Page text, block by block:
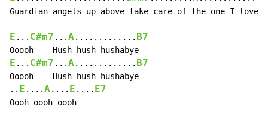
Guardian angels up above take care of the one I love
E ... C#m7 ...A............. B7
E ... C#m7 ...A............. B7
Ooooh    Hush hush hushabye
.. E ....A.... E .... E7
Oooh oooh oooh